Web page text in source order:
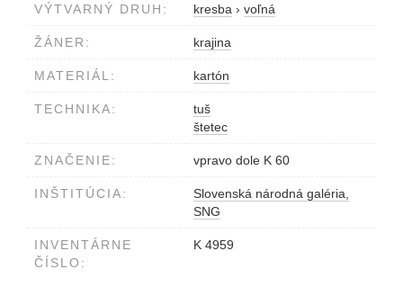
VÝTVARNÝ DRUH: kresba › voľná
ŽÁNER: krajina
MATERIÁL: kartón
TECHNIKA:
tuš
štetec
ZNAČENIE: vpravo dole K 60
INŠTITÚCIA:
Slovenská národná galéria,
SNG
INVENTÁRNE
ČÍSLO:
K 4959